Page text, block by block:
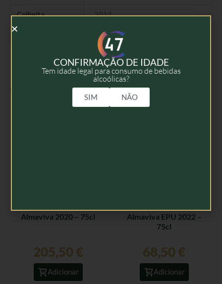
Colheita 2014
Volume 75cl
Produtos Relacionados
Almaviva 2020 – 75cl
205,50 €
Adicionar
Almaviva EPU 2022 –
75cl
68,50 €
Adicionar
CONFIRMAÇÃO DE IDADE
Tem idade legal para consumo de bebidas
alcoólicas?
SIM NÃO